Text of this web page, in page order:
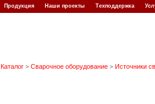
Продукция Наши проекты Техподдержка
Каталог > Сварочное оборудование > Источники